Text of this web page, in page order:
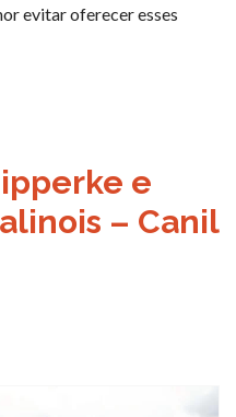
evitar oferecer esses
e
– Canil